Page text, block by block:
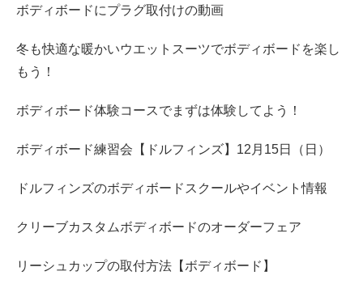
ボディボードにプラグ取付けの動画
冬も快適な暖かいウエットスーツでボディボードを楽し
もう！
ボディボード体験コースでまずは体験してよう！
ボディボード練習会【ドルフィンズ】12月15日（日）
ドルフィンズのボディボードスクールやイベント情報
クリーブカスタムボディボードのオーダーフェア
リーシュカップの取付方法【ボディボード】